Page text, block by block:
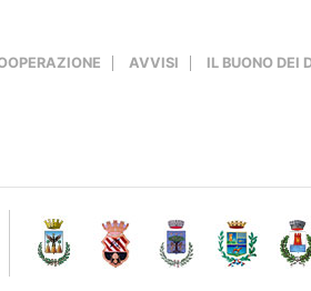
AVVISI IL BUONO DEI